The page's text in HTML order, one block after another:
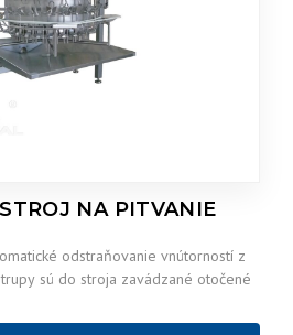
NA PITVANIE
odstraňovanie vnútorností z
trupy sú do stroja zavádzané otočené